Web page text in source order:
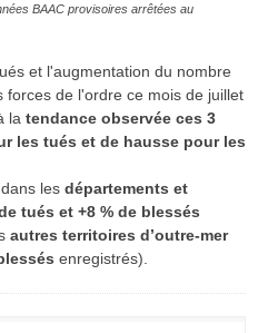
BAAC provisoires arrêtées au
et l'augmentation du nombre
forces de l'ordre ce mois de juillet
la tendance observée ces 3
les tués et de hausse pour les
dans les départements et
tués et +8 % de blessés
autres territoires d’outre-mer
enregistrés).